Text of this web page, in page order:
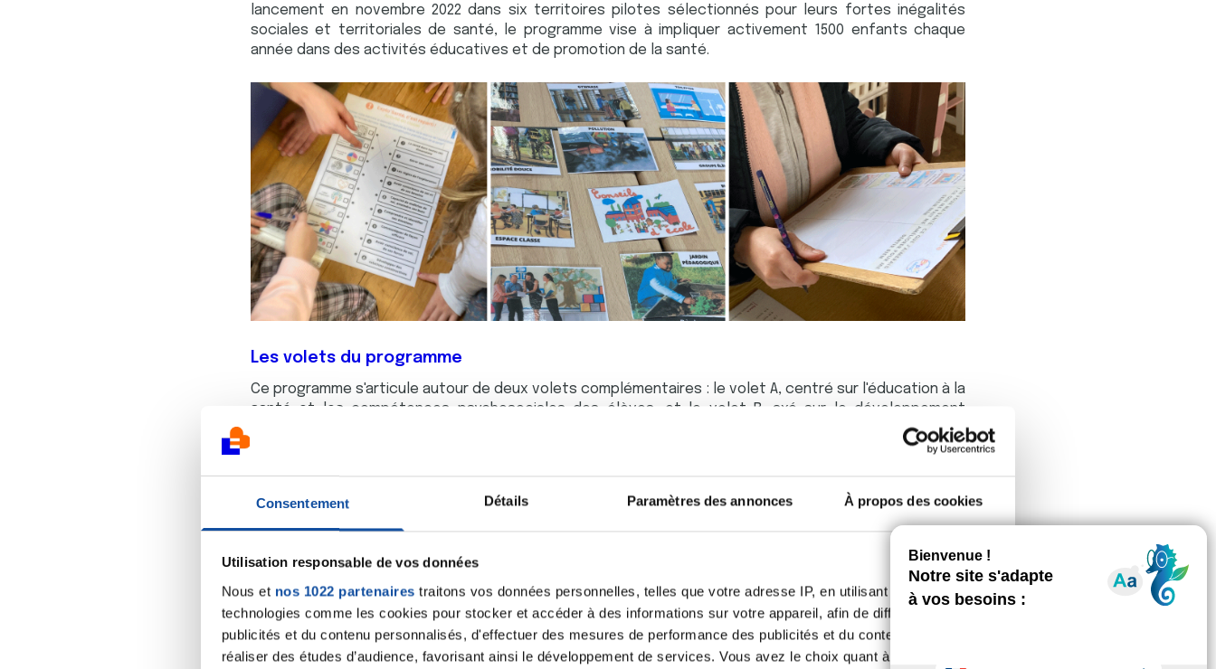
Consentement Détails Paramètres des annonces À propos des cookies
Utilisation responsable de vos données
Nous et nos 1022 partenaires traitons vos données personnelles, telles que votre adresse IP, en utilisant des
technologies comme les cookies pour stocker et accéder à des informations sur votre appareil, afin de diffuser des
publicités et du contenu personnalisés, d'effectuer des mesures de performance des publicités et du contenu, ainsi que de
réaliser des études d’audience, favorisant ainsi le développement de services. Vous avez le choix quant à l'utilisation de
lancement en novembre 2022 dans six territoires pilotes sélectionnés pour leurs fortes inégalités
sociales et territoriales de santé, le programme vise à impliquer activement 1500 enfants chaque
année dans des activités éducatives et de promotion de la santé.
Les volets du programme
Ce programme s'articule autour de deux volets complémentaires : le volet A, centré sur l'éducation à la
santé et les compétences psychosociales des élèves, et le volet B, axé sur le développement
d'environnements physiques et relationnels favorables à la santé. Les interventions comprennent des
formations pour les intervenants et les enseignants, des plaidoyers pour des environnements sains,
Objectifs et valeurs ajoutées
L'objectif principal est d'améliorer le bien-être, la motivation et la littératie en santé des élèves, tout
en renforçant l'appropriation, l'adoption et la mise en œuvre du programme par les partenaires
impliqués. En s'appuyant sur une approche multi-acteurs et interdisciplinaire, Explo'Santé contribue à
enrichir les pratiques en promotion de la santé en milieu scolaire et à favoriser des propositions
concrètes pour le développement des Écoles Promotrices de Santé en France.